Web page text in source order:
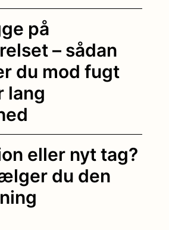
på
– sådan
du mod fugt
lang
eller nyt tag?
du den